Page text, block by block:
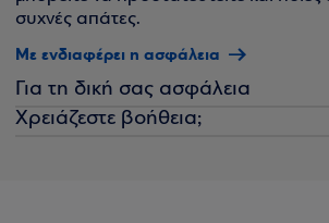
συχνές απάτες.
Με ενδιαφέρει η ασφάλεια
Για τη δική σας ασφάλεια
Χρειάζεστε βοήθεια;